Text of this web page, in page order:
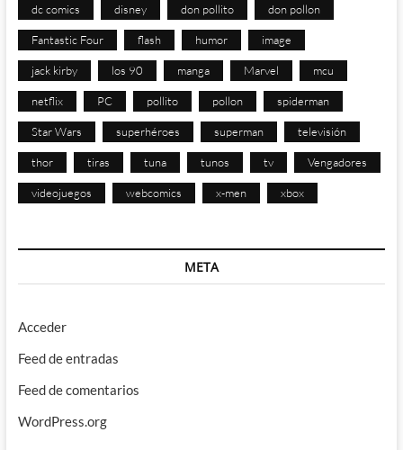
dc comics disney don pollito don pollon
Fantastic Four flash humor image
jack kirby los 90 manga Marvel mcu
netflix PC pollito pollon spiderman
Star Wars superhéroes superman televisión
thor tiras tuna tunos tv Vengadores
videojuegos webcomics x-men xbox
META
Acceder
Feed de entradas
Feed de comentarios
WordPress.org